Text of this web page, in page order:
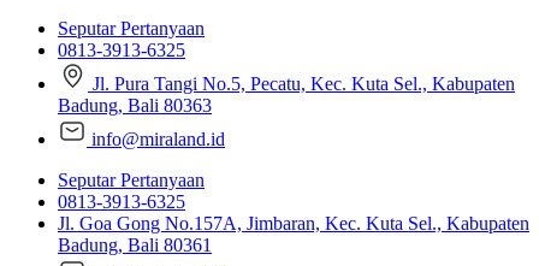
Seputar Pertanyaan
0813-3913-6325
Jl. Pura Tangi No.5, Pecatu, Kec. Kuta Sel., Kabupaten
Badung, Bali 80363
info@miraland.id
Seputar Pertanyaan
0813-3913-6325
Jl. Goa Gong No.157A, Jimbaran, Kec. Kuta Sel., Kabupaten
Badung, Bali 80361